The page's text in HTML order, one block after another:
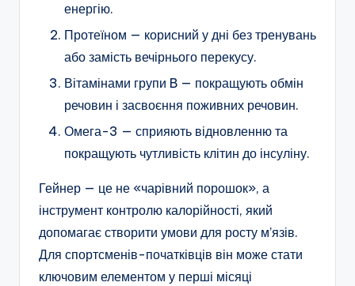
енергію.
Протеїном — корисний у дні без тренувань
або замість вечірнього перекусу.
Вітамінами групи B — покращують обмін
речовин і засвоєння поживних речовин.
Омега-3 — сприяють відновленню та
покращують чутливість клітин до інсуліну.
Гейнер — це не «чарівний порошок», а
інструмент контролю калорійності, який
допомагає створити умови для росту м’язів.
Для спортсменів-початківців він може стати
ключовим елементом у перші місяці